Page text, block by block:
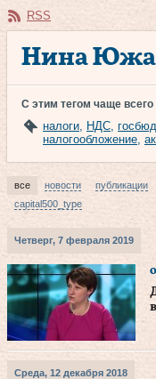
RSS
Нина
С этим тегом чаще
налоги, НДС,
налогообложение,
все новости публикации
capital500_type
Четверг, 7 февраля 2019
Среда, 12 декабря 2018